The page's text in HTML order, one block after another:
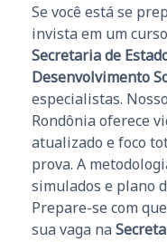
Se você está se
invista em um
Secretaria de
Desenvolvimento
especialistas.
Rondônia oferece
atualizado e foco
prova. A
simulados e plano
Prepare-se com
sua vaga na